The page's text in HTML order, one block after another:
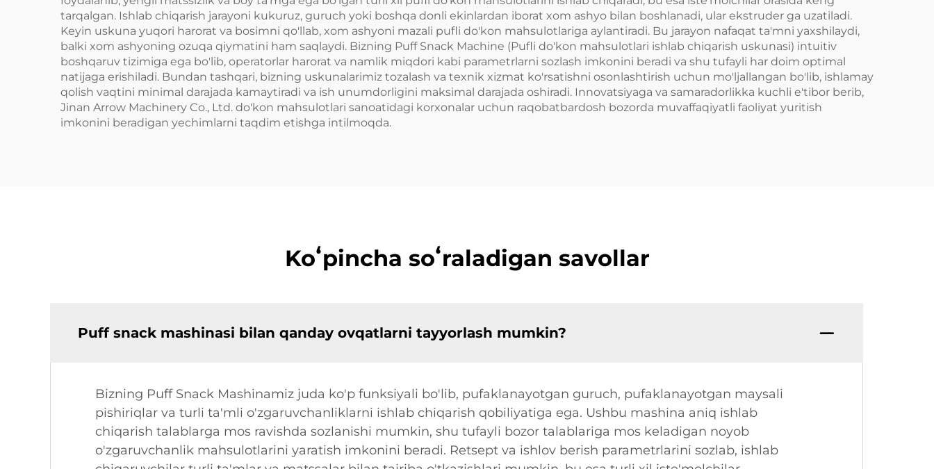
tarqalgan. Ishlab chiqarish jarayoni kukuruz, guruch yoki boshqa donli ekinlardan iborat xom ashyo bilan boshlanadi, ular ekstruder ga uzatiladi.
Keyin uskuna yuqori harorat va bosimni qo'llab, xom ashyoni mazali pufli do'kon mahsulotlariga aylantiradi. Bu jarayon nafaqat ta'mni yaxshilaydi,
balki xom ashyoning ozuqa qiymatini ham saqlaydi. Bizning Puff Snack Machine (Pufli do'kon mahsulotlari ishlab chiqarish uskunasi) intuitiv
boshqaruv tizimiga ega bo'lib, operatorlar harorat va namlik miqdori kabi parametrlarni sozlash imkonini beradi va shu tufayli har doim optimal
natijaga erishiladi. Bundan tashqari, bizning uskunalarimiz tozalash va texnik xizmat ko'rsatishni osonlashtirish uchun mo'ljallangan bo'lib, ishlamay
qolish vaqtini minimal darajada kamaytiradi va ish unumdorligini maksimal darajada oshiradi. Innovatsiyaga va samaradorlikka kuchli e'tibor berib,
Jinan Arrow Machinery Co., Ltd. do'kon mahsulotlari sanoatidagi korxonalar uchun raqobatbardosh bozorda muvaffaqiyatli faoliyat yuritish
imkonini beradigan yechimlarni taqdim etishga intilmoqda.
Koʻpincha soʻraladigan savollar
Puff snack mashinasi bilan qanday ovqatlarni tayyorlash mumkin?
Bizning Puff Snack Mashinamiz juda ko'p funksiyali bo'lib, pufaklanayotgan guruch, pufaklanayotgan maysali
pishiriqlar va turli ta'mli o'zgaruvchanliklarni ishlab chiqarish qobiliyatiga ega. Ushbu mashina aniq ishlab
chiqarish talablarga mos ravishda sozlanishi mumkin, shu tufayli bozor talablariga mos keladigan noyob
o'zgaruvchanlik mahsulotlarini yaratish imkonini beradi. Retsept va ishlov berish parametrlarini sozlab, ishlab